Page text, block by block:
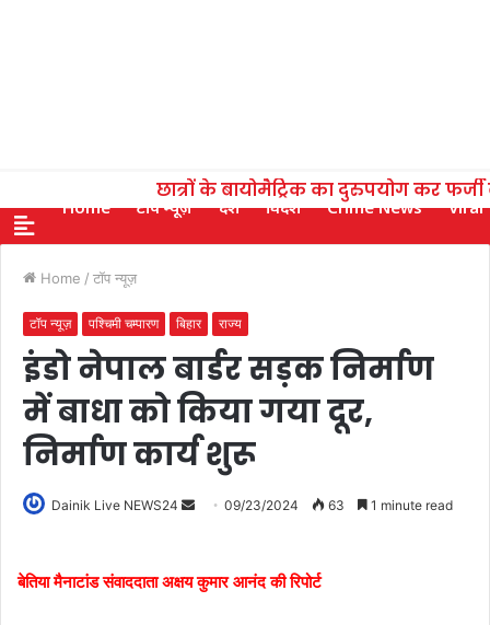
छात्रों के बायोमैट्रिक का दुरुपयोग कर
Home टॉप न्यूज़ देश विदेश Crime News Viral
Home / टॉप न्यूज़
टॉप न्यूज़ पश्चिमी चम्पारण बिहार राज्य
इंडो नेपाल बार्डर सड़क निर्माण
में बाधा को किया गया दूर,
निर्माण कार्य शुरू
Dainik Live NEWS24 09/23/2024 63 1 minute read
बेतिया मैनाटांड संवाददाता अक्षय कुमार आनंद की रिपोर्ट